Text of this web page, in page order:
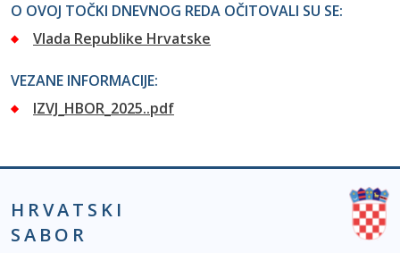
O OVOJ TOČKI DNEVNOG REDA OČITOVALI SU SE:
Vlada Republike Hrvatske
VEZANE INFORMACIJE:
IZVJ_HBOR_2025..pdf
HRVATSKI
SABOR